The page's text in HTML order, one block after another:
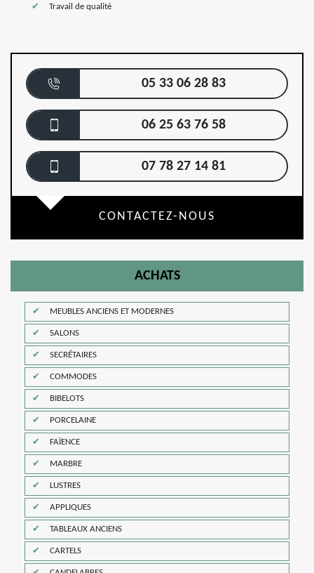
Travail de qualité
05 33 06 28 83
06 25 63 76 58
07 78 27 14 81
CONTACTEZ-NOUS
ACHATS
MEUBLES ANCIENS ET MODERNES
SALONS
SECRÉTAIRES
COMMODES
BIBELOTS
PORCELAINE
FAÏENCE
MARBRE
LUSTRES
APPLIQUES
TABLEAUX ANCIENS
CARTELS